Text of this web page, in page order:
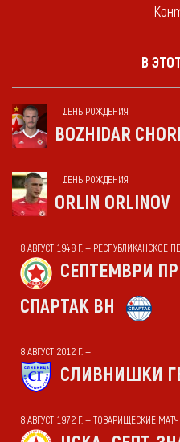
В
ДЕНЬ РОЖДЕНИЯ
BOZHIDAR
ДЕНЬ РОЖДЕНИЯ
ORLIN ORLINOV
8 АВГУСТ 1948 Г. — РЕСПУБЛИКАНСКОЕ
СЕПТЕМВРИ
СПАРТАК ВН
8 АВГУСТ 2012 Г. —
СЛИВНИШКИ
8 АВГУСТ 1972 Г. — ТОВАРИЩЕСКИЕ